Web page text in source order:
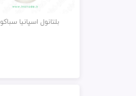
بلتانول اسپانیا سباکو 1lit